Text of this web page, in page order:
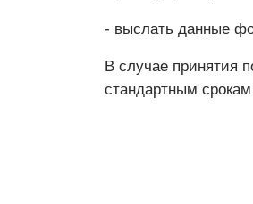
- выслать данные
В случае принятия
стандартным